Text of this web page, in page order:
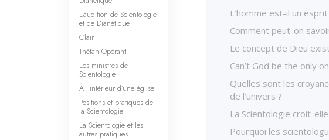
L’homme est-il un esprit
Comment peut-on
Le concept de Dieu
Can’t God be the only
Quelles sont les
de l’univers ?
La Scientologie croit-
Pourquoi les
L’audition de Scientologie
et de Dianétique
Clair
Thétan Opérant
Les ministres de
Scientologie
À l’intérieur d’une église
Positions et pratiques de
la Scientologie
La Scientologie et les
autres pratiques